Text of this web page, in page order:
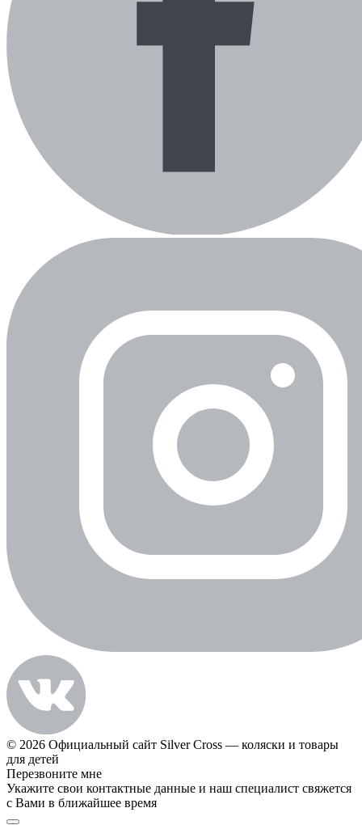
© 2026 Официальный сайт Silver Cross — коляски и товары
для детей
Перезвоните мне
Укажите свои контактные данные и наш специалист свяжется
с Вами в ближайшее время